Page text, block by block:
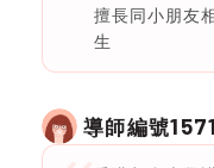
擅長同小朋友
生
導師編號